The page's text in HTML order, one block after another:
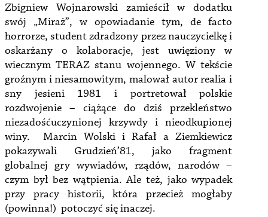
Zbigniew Wojnarowski zamieścił w dodatku
swój „Miraż”, w opowiadanie tym, de facto
horrorze, student zdradzony przez nauczycielkę i
oskarżany o kolaboracje, jest uwięziony w
wiecznym TERAZ stanu wojennego. W tekście
groźnym i niesamowitym, malował autor realia i
sny jesieni 1981 i portretował polskie
rozdwojenie – ciążące do dziś przekleństwo
niezadośćuczynionej krzywdy i nieodkupionej
winy. Marcin Wolski i Rafał a Ziemkiewicz
pokazywali Grudzień’81, jako fragment
globalnej gry wywiadów, rządów, narodów –
czym był bez wątpienia. Ale też, jako wypadek
przy pracy historii, która przecież mogłaby
(powinna!) potoczyć się inaczej.